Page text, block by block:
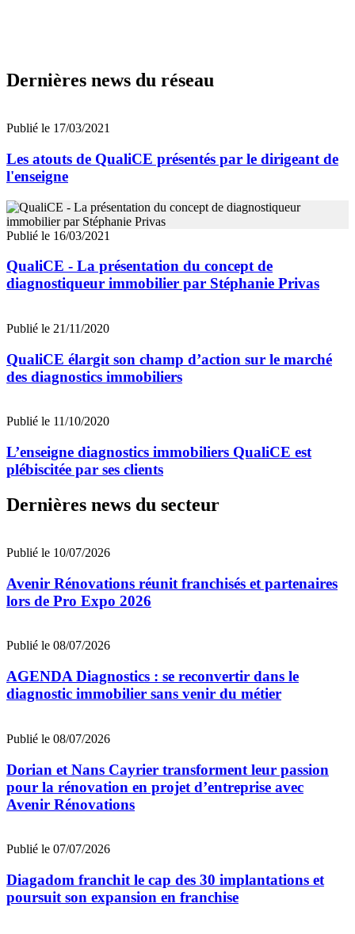
Dernières news du réseau
Publié le 17/03/2021
Les atouts de QualiCE présentés par le dirigeant de
l'enseigne
Publié le 16/03/2021
QualiCE - La présentation du concept de
diagnostiqueur immobilier par Stéphanie Privas
Publié le 21/11/2020
QualiCE élargit son champ d’action sur le marché
des diagnostics immobiliers
Publié le 11/10/2020
L’enseigne diagnostics immobiliers QualiCE est
plébiscitée par ses clients
Dernières news du secteur
Publié le 10/07/2026
Avenir Rénovations réunit franchisés et partenaires
lors de Pro Expo 2026
Publié le 08/07/2026
AGENDA Diagnostics : se reconvertir dans le
diagnostic immobilier sans venir du métier
Publié le 08/07/2026
Dorian et Nans Cayrier transforment leur passion
pour la rénovation en projet d’entreprise avec
Avenir Rénovations
Publié le 07/07/2026
Diagadom franchit le cap des 30 implantations et
poursuit son expansion en franchise